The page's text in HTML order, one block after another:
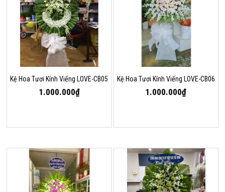
Kệ Hoa Tươi Kính Viếng LOVE-CB05
1.000.000₫
Kệ Hoa Tươi Kính Viếng LOVE-CB06
1.000.000₫